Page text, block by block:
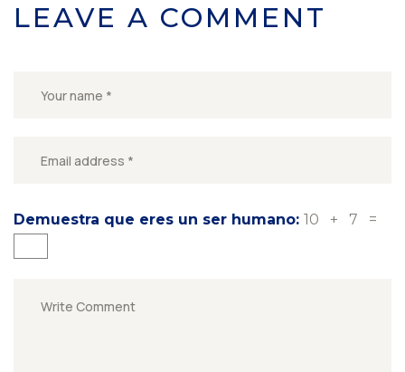
LEAVE A COMMENT
Demuestra que eres un ser humano: 10 + 7 =